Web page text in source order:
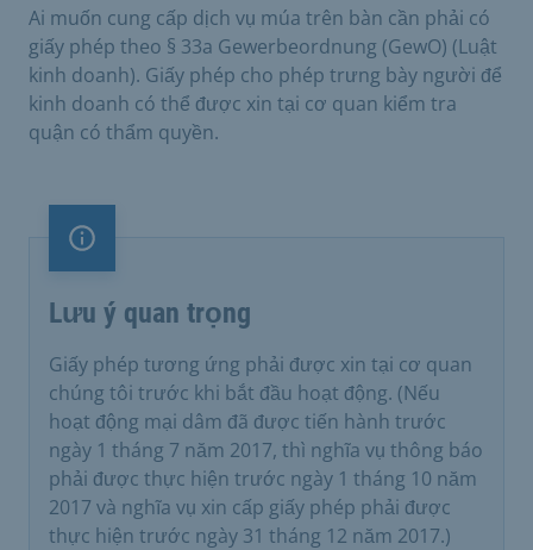
Ai muốn cung cấp dịch vụ múa trên bàn cần phải có
giấy phép theo § 33a Gewerbeordnung (GewO) (Luật
kinh doanh). Giấy phép cho phép trưng bày người để
kinh doanh có thể được xin tại cơ quan kiểm tra
quận có thẩm quyền.
Lưu ý quan trọng
Lưu ý quan trọng
Giấy phép tương ứng phải được xin tại cơ quan
chúng tôi trước khi bắt đầu hoạt động. (Nếu
hoạt động mại dâm đã được tiến hành trước
ngày 1 tháng 7 năm 2017, thì nghĩa vụ thông báo
phải được thực hiện trước ngày 1 tháng 10 năm
2017 và nghĩa vụ xin cấp giấy phép phải được
thực hiện trước ngày 31 tháng 12 năm 2017.)